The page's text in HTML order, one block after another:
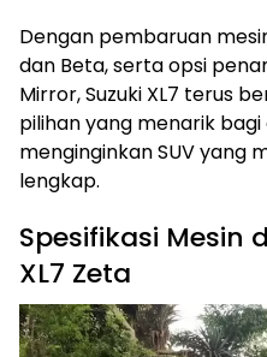
Dengan pembaruan
dan Beta, serta opsi
Mirror, Suzuki XL7 terus
pilihan yang menarik
menginginkan SUV yang
lengkap.
Spesifikasi Mesin
XL7 Zeta